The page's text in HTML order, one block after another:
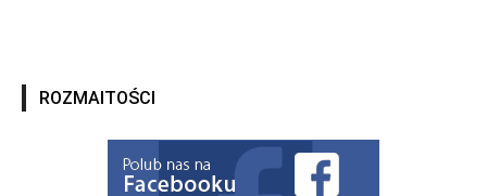
ROZMAITOŚCI